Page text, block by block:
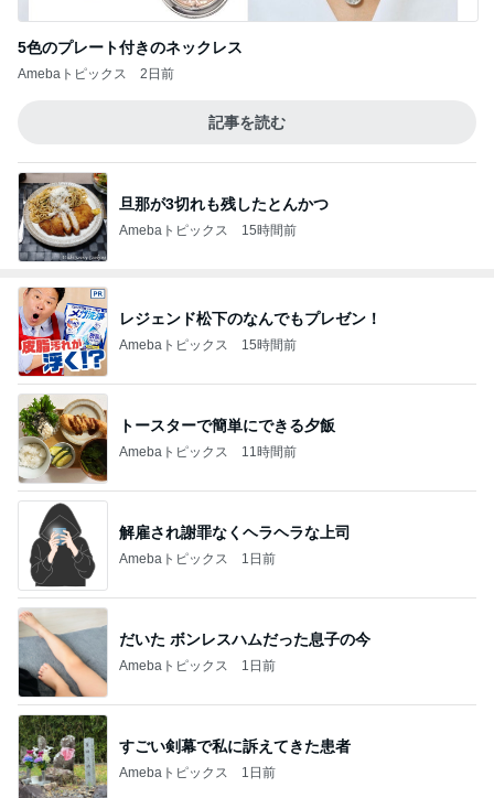
5色のプレート付きのネックレス
Amebaトピックス 2日前
記事を読む
旦那が3切れも残したとんかつ
Amebaトピックス 15時間前
レジェンド松下のなんでもプレゼン！
Amebaトピックス 15時間前
トースターで簡単にできる夕飯
Amebaトピックス 11時間前
解雇され謝罪なくヘラヘラな上司
Amebaトピックス 1日前
だいた ボンレスハムだった息子の今
Amebaトピックス 1日前
すごい剣幕で私に訴えてきた患者
Amebaトピックス 1日前